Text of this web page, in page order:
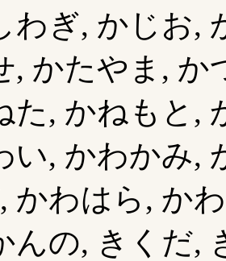
わぎ, かじお,
, かたやま, か
た, かねもと,
い, かわかみ,
かわはら, か
んの, きくだ,